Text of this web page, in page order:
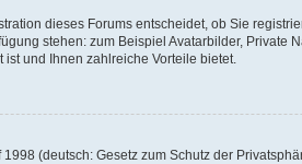
dieses Forums entscheidet, ob Sie
stehen: zum Beispiel Avatarbilder,
und Ihnen zahlreiche Vorteile bietet.
(deutsch: Gesetz zum Schutz der